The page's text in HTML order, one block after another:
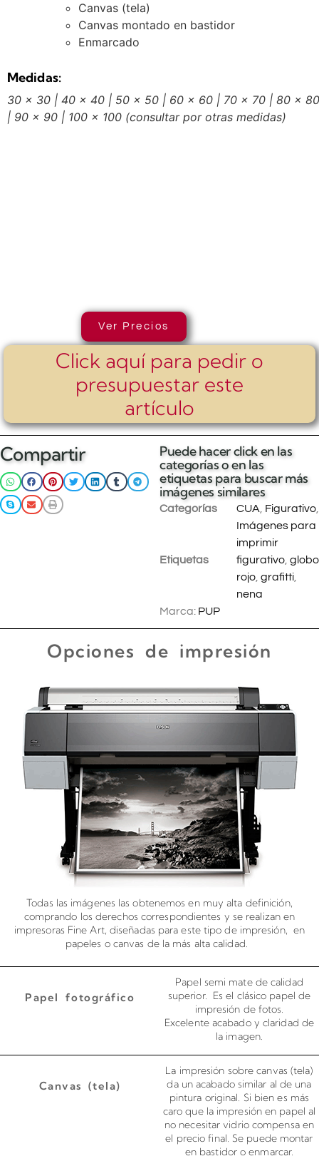
Canvas (tela)
Canvas montado en bastidor
Enmarcado
Medidas:
30 x 30 | 40 x 40 | 50 x 50 | 60 x 60 | 70 x 70 | 80 x 80
| 90 x 90 | 100 x 100 (consultar por otras medidas)
Ver Precios
Click aquí para pedir o
presupuestar este
artículo
Compartir
Puede hacer click en las
categorías o en las
etiquetas para buscar más
imágenes similares
Categorías CUA Figurativo
Imágenes para
imprimir
Etiquetas
figurativo globo
rojo grafitti
nena
Marca: PUP
Opciones de impresión
Todas las imágenes las obtenemos en muy alta definición,
comprando los derechos correspondientes y se realizan en
impresoras Fine Art, diseñadas para este tipo de impresión, en
papeles o canvas de la más alta calidad.
Papel fotográfico
Papel semi mate de calidad
superior. Es el clásico papel de
impresión de fotos.
Excelente acabado y claridad de
la imagen.
Canvas (tela)
La impresión sobre canvas (tela)
da un acabado similar al de una
pintura original. Si bien es más
caro que la impresión en papel al
no necesitar vidrio compensa en
el precio final. Se puede montar
en bastidor o enmarcar.